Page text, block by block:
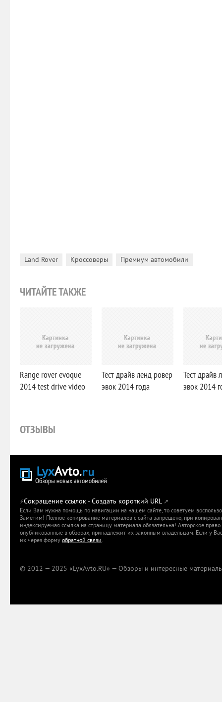
Land Rover Кроссоверы Премиум автомобили
ЧИТАЙТЕ ТАКЖЕ
Range rover evoque
2014 test drive video
Тест драйв ленд ровер
эвок 2014 года
Тест драйв
эвок 2014
ОТЗЫВЫ
⚡Сокращение ссылок - Создать короткий URL ↗
Если Вам нужна помощь по навигации на нашем сайте, то советуем
Заметим! Полное копирование материалов с сайта запрещено, при
индексируемая ссылка на страницу материала обязательна! Авторское
опубликованные в обзорах, принадлежит их законным владельцам. Если у
их через форму обратной связи.
© 2012 — 2025 «LyxAvto.RU» — Обзоры и интересные